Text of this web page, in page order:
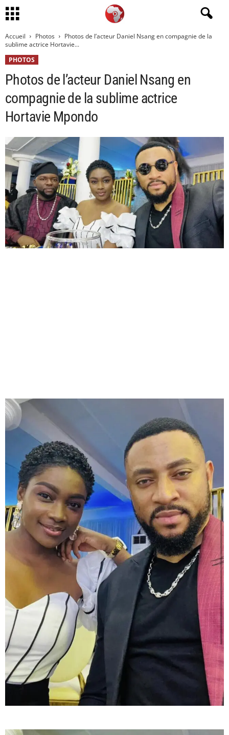
Accueil Photos
Photos de l’acteur Daniel Nsang en compagnie de la
sublime actrice Hortavie...
PHOTOS
Photos de l’acteur Daniel Nsang en
compagnie de la sublime actrice
Hortavie Mpondo